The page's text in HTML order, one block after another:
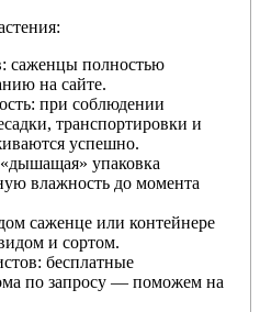
саженцы полностью
на сайте.
при соблюдении
транспортировки и
успешно.
упаковка
влажность до момента
саженце или контейнере
и сортом.
бесплатные
по запросу — поможем на